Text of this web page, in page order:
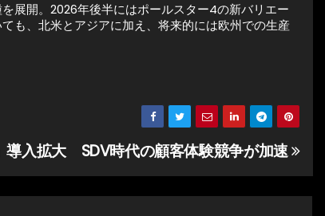
展開。2026年後半にはポールスター4の新バリエー
も、北米とアジアに加え、将来的には欧州での生産
導入拡大 SDV時代の顧客体験競争が加速